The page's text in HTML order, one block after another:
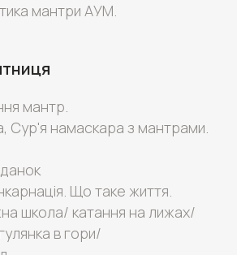
мантри АУМ.
мантр.
Сур'я намаскара з мантрами.
Що таке життя.
школа/ катання на лижах/
в гори/